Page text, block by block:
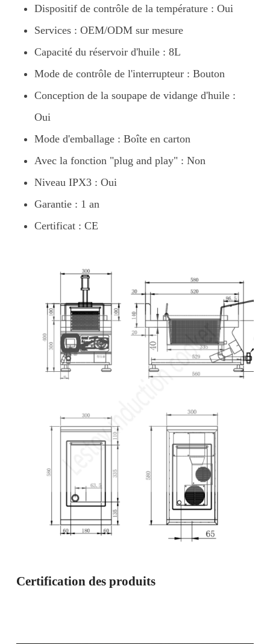
Dispositif de contrôle de la température : Oui
Services : OEM/ODM sur mesure
Capacité du réservoir d'huile : 8L
Mode de contrôle de l'interrupteur : Bouton
Conception de la soupape de vidange d'huile :
Oui
Mode d'emballage : Boîte en carton
Avec la fonction "plug and play" : Non
Niveau IPX3 : Oui
Garantie : 1 an
Certificat : CE
Certification des produits